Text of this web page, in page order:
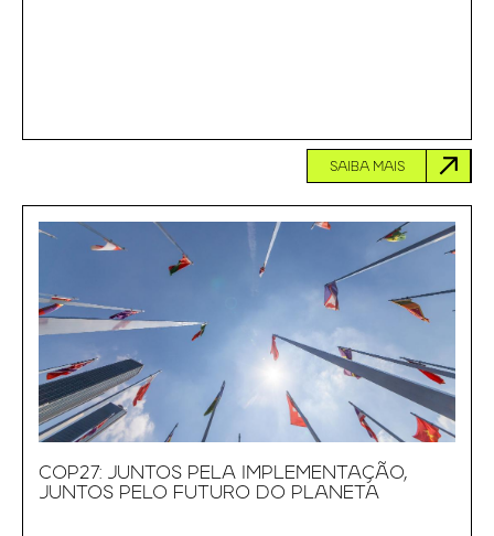
SAIBA MAIS
COP27: JUNTOS PELA IMPLEMENTAÇÃO,
JUNTOS PELO FUTURO DO PLANETA